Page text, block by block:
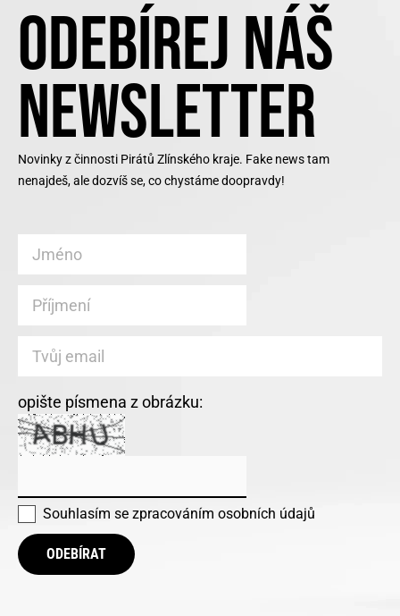
ODEBÍREJ NÁŠ
NEWSLETTER
Novinky z činnosti Pirátů Zlínského kraje. Fake news tam
nenajdeš, ale dozvíš se, co chystáme doopravdy!
opište písmena z obrázku:
Souhlasím se zpracováním osobních údajů
ODEBÍRAT